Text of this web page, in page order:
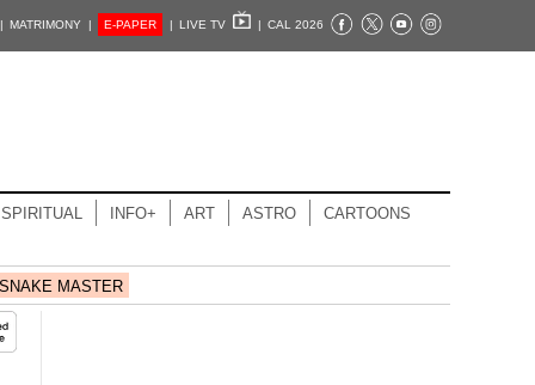
MATRIMONY | E-PAPER | LIVE TV | CAL 2026
SPIRITUAL INFO+ ART ASTRO CARTOONS
MASTER